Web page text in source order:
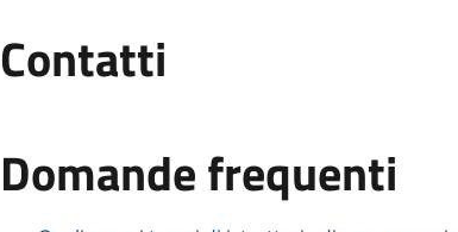
Contatti
Domande frequenti